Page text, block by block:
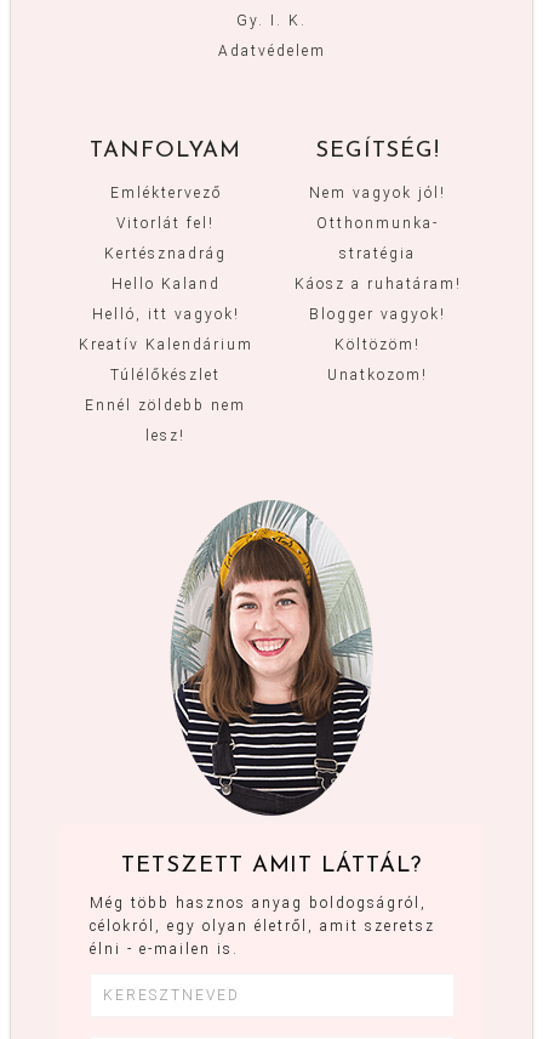
Gy. I. K.
Adatvédelem
TANFOLYAM
Emléktervező
Vitorlát fel!
Kertésznadrág
Hello Kaland
Helló, itt vagyok!
Kreatív Kalendárium
Túlélőkészlet
Ennél zöldebb nem
lesz!
SEGÍTSÉG!
Nem vagyok jól!
Otthonmunka-
stratégia
Káosz a ruhatáram!
Blogger vagyok!
Költözöm!
Unatkozom!
TETSZETT AMIT LÁTTÁL?
Még több hasznos anyag boldogságról,
célokról, egy olyan életről, amit szeretsz
élni - e-mailen is.